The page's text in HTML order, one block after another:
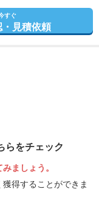
すぐ
見積依頼
らをチェック
ましょう。
得することができま